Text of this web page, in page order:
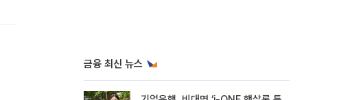
금융 최신 뉴스